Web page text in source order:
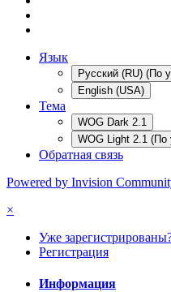
Язык
Русский (RU) (По
English (USA)
Тема
WOG Dark 2.1
WOG Light 2.1
Обратная связь
Powered by Invision
×
Уже
Регистрация
Информация